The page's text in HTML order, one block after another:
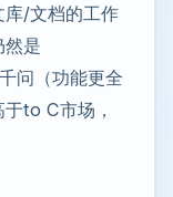
库/文档的工作
然是
问（功能更全
to C市场，